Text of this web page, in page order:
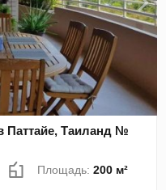
Паттайе, Таиланд №
Площадь:200 м²